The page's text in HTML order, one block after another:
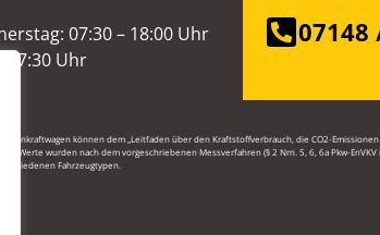
07:30 – 18:00 Uhr
17:30 Uhr
07148
können dem „Leitfaden über den Kraftstoffverbrauch, die CO2-
Werte wurden nach dem vorgeschriebenen Messverfahren (§ 2 Nrn. 5, 6, 6a Pkw-
Fahrzeugtypen.